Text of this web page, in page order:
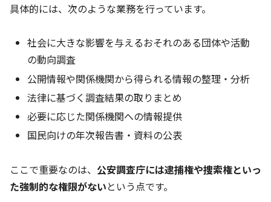
具体的には、次のような業務を行っています。
社会に大きな影響を与えるおそれのある団体や活動
の動向調査
公開情報や関係機関から得られる情報の整理・分析
法律に基づく調査結果の取りまとめ
必要に応じた関係機関への情報提供
国民向けの年次報告書・資料の公表
ここで重要なのは、 公安調査庁には逮捕権や捜索権といっ
た強制的な権限がないという点です。